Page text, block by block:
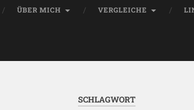
ÜBER MICH VERGLEICHE
SCHLAGWORT